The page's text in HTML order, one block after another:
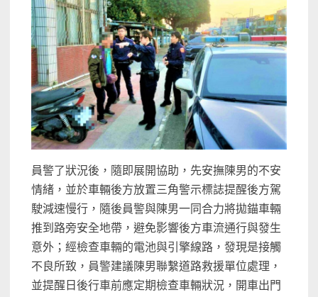
員警了狀況後，隨即展開協助，先安撫陳男的不安
情緒，並於車輛後方放置三角警示標誌提醒後方駕
駛減速慢行，隨後員警與陳男一同合力將拋錨車輛
推到路旁安全地帶，避免影響後方車流通行與發生
意外；經檢查車輛的電池與引擎線路，發現是接觸
不良所致，員警建議陳男聯繫道路救援單位處理，
並提醒日後行車前應定期檢查車輛狀況，開車出門